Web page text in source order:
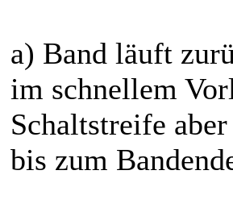
a) Band läuft
im schnellem
Schaltstreife
bis zum